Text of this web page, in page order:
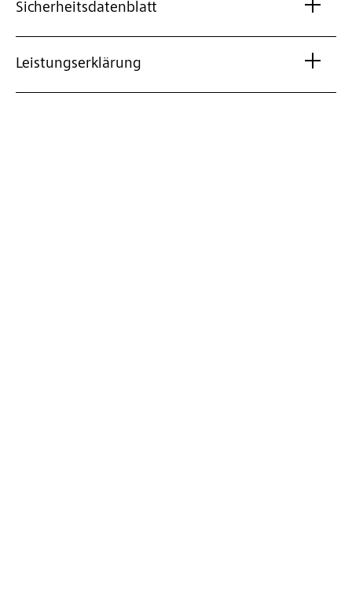
Sicherheitsdatenblatt
Leistungserklärung